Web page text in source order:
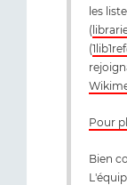
les
(
(
Pour
Bien